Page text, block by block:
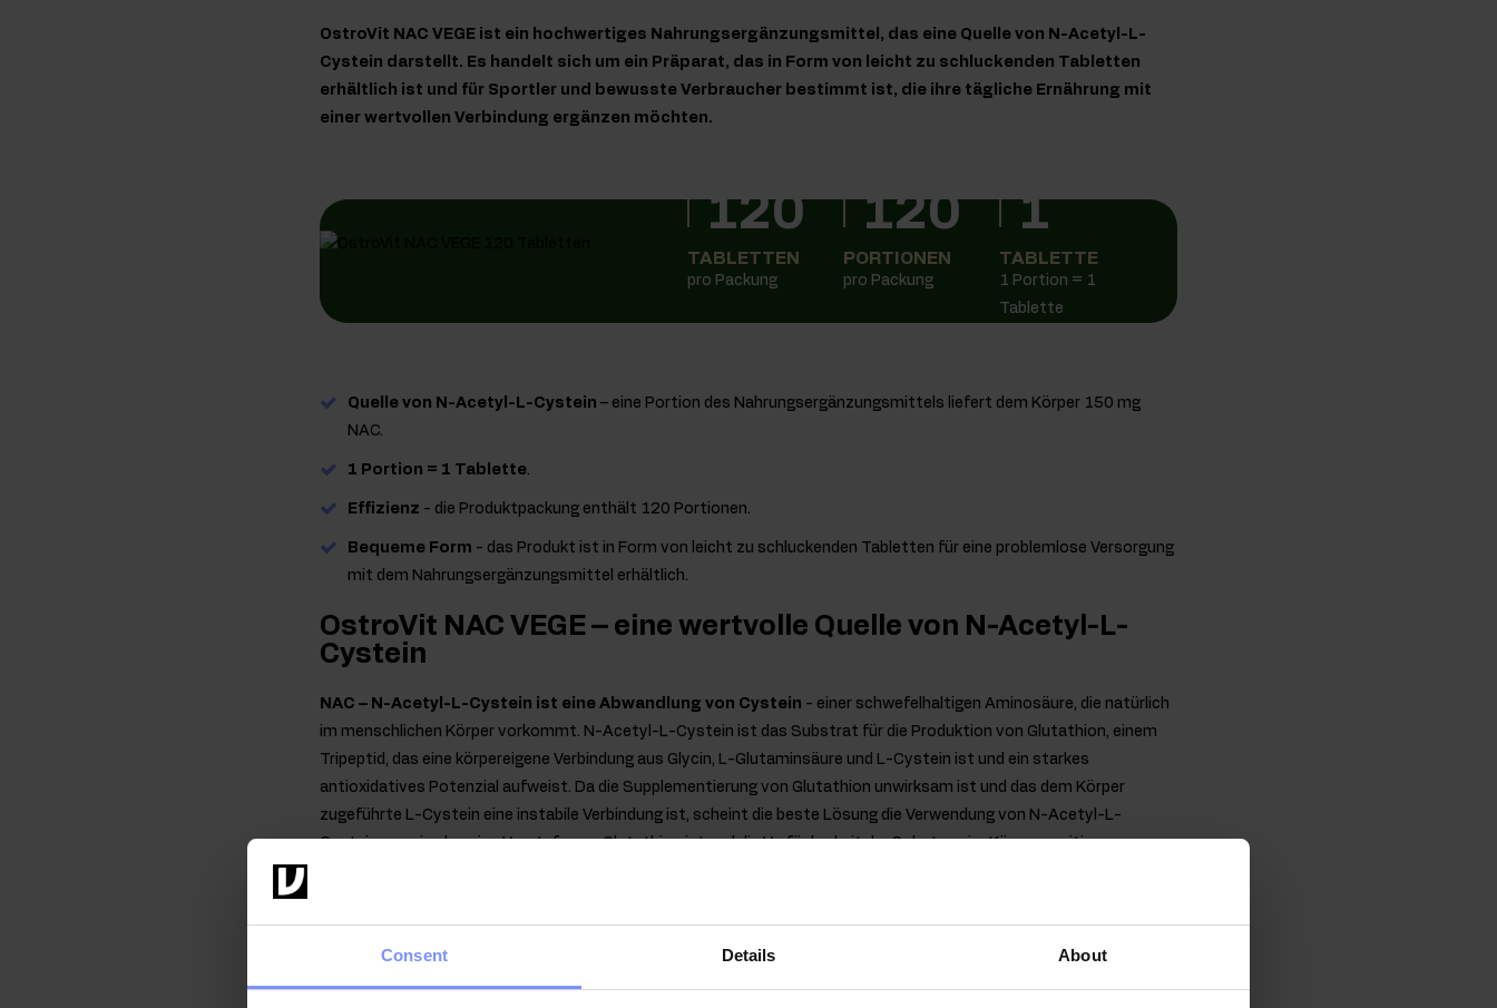
Consent Details About
OstroVit NAC VEGE ist ein hochwertiges Nahrungsergänzungsmittel, das eine Quelle von N-Acetyl-L-
Cystein darstellt. Es handelt sich um ein Präparat, das in Form von leicht zu schluckenden Tabletten
erhältlich ist und für Sportler und bewusste Verbraucher bestimmt ist, die ihre tägliche Ernährung mit
einer wertvollen Verbindung ergänzen möchten.
120
TABLETTEN
pro Packung
120
PORTIONEN
pro Packung
1
TABLETTE
1 Portion = 1
Tablette
Quelle von N-Acetyl-L-Cystein – eine Portion des Nahrungsergänzungsmittels liefert dem Körper 150 mg
NAC.
1 Portion = 1 Tablette.
Effizienz - die Produktpackung enthält 120 Portionen.
Bequeme Form - das Produkt ist in Form von leicht zu schluckenden Tabletten für eine problemlose Versorgung
mit dem Nahrungsergänzungsmittel erhältlich.
OstroVit NAC VEGE – eine wertvolle Quelle von N-Acetyl-L-
Cystein
NAC – N-Acetyl-L-Cystein ist eine Abwandlung von Cystein - einer schwefelhaltigen Aminosäure, die natürlich
im menschlichen Körper vorkommt. N-Acetyl-L-Cystein ist das Substrat für die Produktion von Glutathion, einem
Tripeptid, das eine körpereigene Verbindung aus Glycin, L-Glutaminsäure und L-Cystein ist und ein starkes
antioxidatives Potenzial aufweist. Da die Supplementierung von Glutathion unwirksam ist und das dem Körper
zugeführte L-Cystein eine instabile Verbindung ist, scheint die beste Lösung die Verwendung von N-Acetyl-L-
Cystein zu sein, das eine Vorstufe von Glutathion ist und die Verfügbarkeit der Substanz im Körper positiv
Das Produkt zeichnet sich durch einen natürlichen, spezifischen Duft aus.